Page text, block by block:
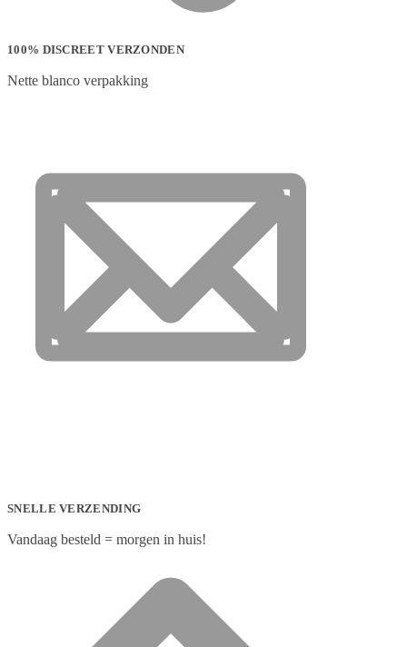
100% DISCREET VERZONDEN
Nette blanco verpakking
SNELLE VERZENDING
Vandaag besteld = morgen in huis!